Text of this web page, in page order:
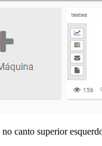
canto superior